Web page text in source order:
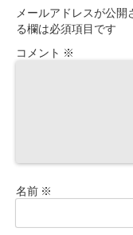
メールアドレスが公開
る欄は必須項目です
コメント ※
名前 ※